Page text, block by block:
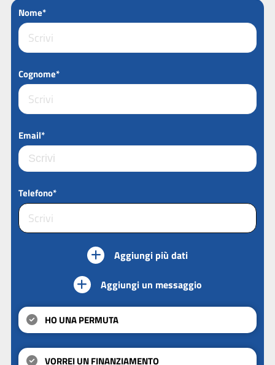
Nome*
Cognome*
Email*
Telefono*
Aggiungi più dati
Aggiungi un messaggio
HO UNA PERMUTA
VORREI UN FINANZIAMENTO